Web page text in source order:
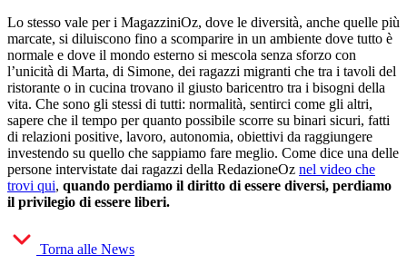
Lo stesso vale per i MagazziniOz, dove le diversità, anche quelle più
marcate, si diluiscono fino a scomparire in un ambiente dove tutto è
normale e dove il mondo esterno si mescola senza sforzo con
l’unicità di Marta, di Simone, dei ragazzi migranti che tra i tavoli del
ristorante o in cucina trovano il giusto baricentro tra i bisogni della
vita. Che sono gli stessi di tutti: normalità, sentirci come gli altri,
sapere che il tempo per quanto possibile scorre su binari sicuri, fatti
di relazioni positive, lavoro, autonomia, obiettivi da raggiungere
investendo su quello che sappiamo fare meglio. Come dice una delle
persone intervistate dai ragazzi della RedazioneOz nel video che
trovi qui, quando perdiamo il diritto di essere diversi, perdiamo
il privilegio di essere liberi.
Torna alle News